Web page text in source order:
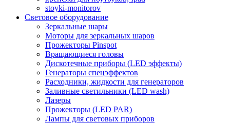
stoyki-monitorov
Световое оборудование
Зеркальные шары
Моторы для зеркальных шаров
Прожекторы Pinspot
Вращающиеся головы
Дискотечные приборы (LED эффекты)
Генераторы спецэффектов
Расходники, жидкости для генераторов
Заливные светильники (LED wash)
Лазеры
Прожекторы (LED PAR)
Лампы для световых приборов